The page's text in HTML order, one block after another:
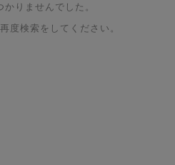
りませんでした。
度検索をしてください。